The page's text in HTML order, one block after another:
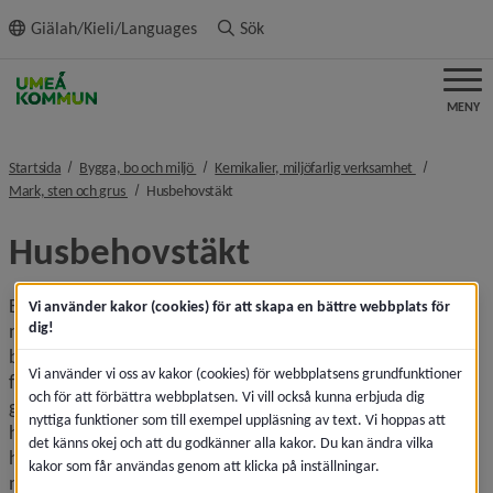
innehållet
Giälah/Kieli/Languages Sök
MENY
Startsida Bygga, bo och miljö nivå i brödsmulenavigeringen
Kemikalier, miljöfarlig verksamhet
nivå i
Mark, sten och grus nivå i brödsmulenavigeringen
Husbehovstäkt
Husbehovstäkt
En husbehovstäkt är en täkt där markägaren ska använda
materialet inom den egna brukningsenheten för sitt eget
behov. En brukningsenhet är i detta fall en eller flera
fastigheter eller delar av fastigheter som brukas i ett
geografiskt väl avgränsat område. Det kan till exempel
handla om underhåll av enskilda vägar. Vissa
husbehovstäkter ska anmälas till kommunen och vissa
mycket stora kräver tillstånd.
Vi använder kakor (cookies) för att skapa en bättre webbplats för
dig!
Vi använder vi oss av kakor (cookies) för webbplatsens grundfunktioner
och för att förbättra webbplatsen. Vi vill också kunna erbjuda dig
nyttiga funktioner som till exempel uppläsning av text. Vi hoppas att
det känns okej och att du godkänner alla kakor. Du kan ändra vilka
kakor som får användas genom att klicka på inställningar.